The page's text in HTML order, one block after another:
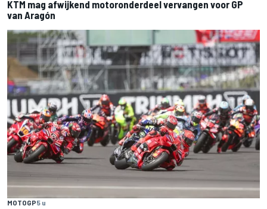
KTM mag afwijkend motoronderdeel vervangen voor GP
van Aragón
MOTOGP5 u